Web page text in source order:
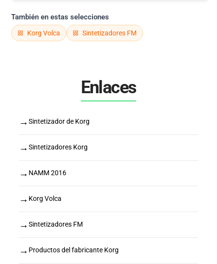
También en estas selecciones
Korg Volca Sintetizadores FM
Enlaces
→ Sintetizador de Korg
→ Sintetizadores Korg
→ NAMM 2016
→ Korg Volca
→ Sintetizadores FM
→ Productos del fabricante Korg